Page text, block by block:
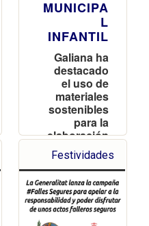
MUNICIPA
L
INFANTIL
Galiana ha
destacado
el uso de
materiales
sostenibles
para la
elaboración
de este
elemento
que llevará
las llamas a
la falla
municipal
Festividades